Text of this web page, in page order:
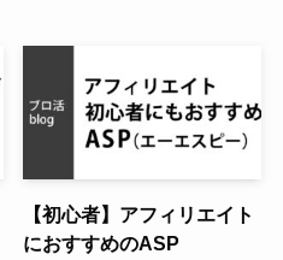
【初心者】アフィリエイト
におすすめのASP